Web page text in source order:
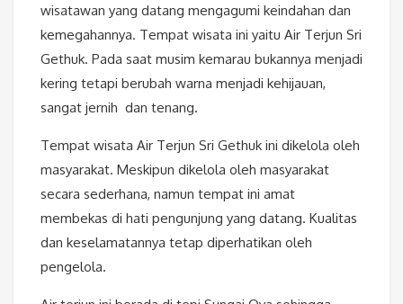
wisatawan yang datang mengagumi keindahan dan
kemegahannya. Tempat wisata ini yaitu Air Terjun Sri
Gethuk. Pada saat musim kemarau bukannya menjadi
kering tetapi berubah warna menjadi kehijauan,
sangat jernih dan tenang.
Tempat wisata Air Terjun Sri Gethuk ini dikelola oleh
masyarakat. Meskipun dikelola oleh masyarakat
secara sederhana, namun tempat ini amat
membekas di hati pengunjung yang datang. Kualitas
dan keselamatannya tetap diperhatikan oleh
pengelola.